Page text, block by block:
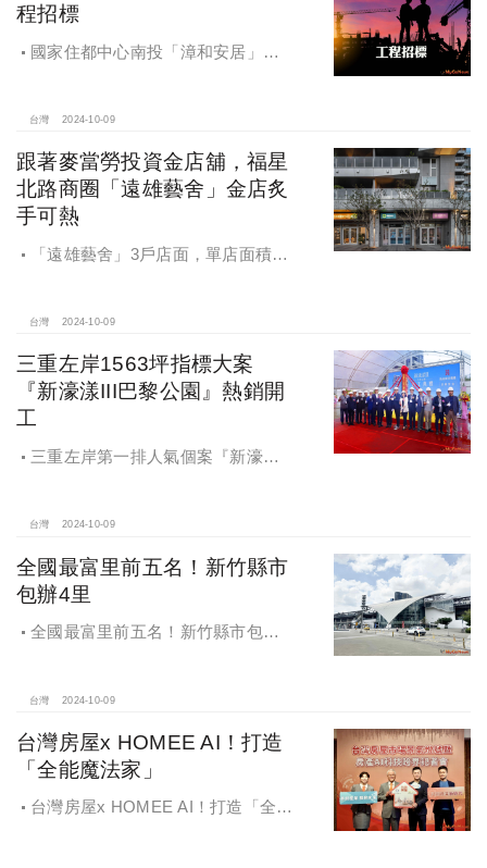
程招標
國家住都中心南投「漳和安居」社
台灣 2024-10-09
跟著麥當勞投資金店舖，福星
北路商圈「遠雄藝舍」金店炙
手可熱
「遠雄藝舍」3戶店面，單店面積在
百萬的交易行情
台灣 2024-10-09
三重左岸1563坪指標大案
『新濠漾III巴黎公園』熱銷開
工
三重左岸第一排人氣個案『新濠漾III
台灣 2024-10-09
全國最富里前五名！新竹縣市
包辦4里
全國最富里前五名！新竹縣市包辦4
台灣 2024-10-09
台灣房屋x HOMEE AI！打造
「全能魔法家」
台灣房屋x HOMEE AI！打造「全能